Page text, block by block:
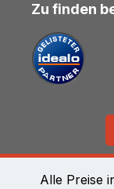
Zu finden
Alle Preise